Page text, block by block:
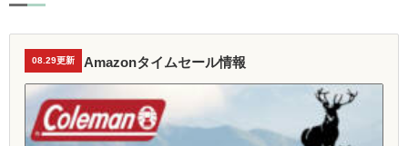
08.29更新 Amazonタイムセール情報